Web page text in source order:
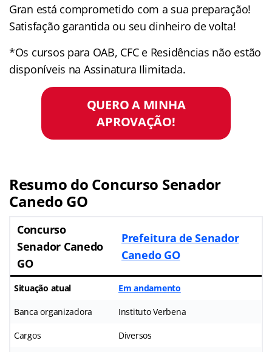
Gran está comprometido com a sua preparação!
Satisfação garantida ou seu dinheiro de volta!
*Os cursos para OAB, CFC e Residências não estão
disponíveis na Assinatura Ilimitada.
QUERO A MINHA
APROVAÇÃO!
Resumo do Concurso Senador
Canedo GO
Concurso
Senador Canedo
GO
Prefeitura de Senador
Canedo GO
Situação atual Em andamento
Banca organizadora Instituto Verbena
Cargos Diversos